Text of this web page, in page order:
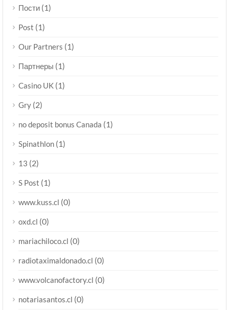
Пости (1)
Post (1)
Our Partners (1)
Партнеры (1)
Casino UK (1)
Gry (2)
no deposit bonus Canada (1)
Spinathlon (1)
13 (2)
S Post (1)
www.kuss.cl (0)
oxd.cl (0)
mariachiloco.cl (0)
radiotaximaldonado.cl (0)
www.volcanofactory.cl (0)
notariasantos.cl (0)